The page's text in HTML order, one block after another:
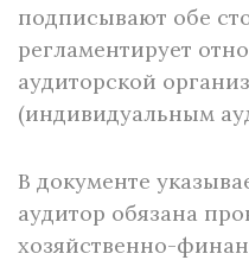
подписывают обе
регламентирует
аудиторской
(индивидуальным
В документе
аудитор обязана
хозяйственно-